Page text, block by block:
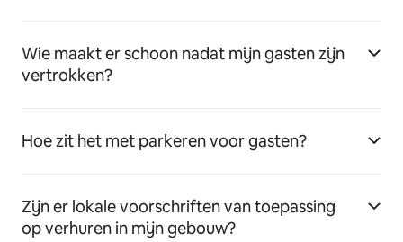
Wie maakt er schoon nadat mijn gasten zijn
vertrokken?
Hoe zit het met parkeren voor gasten?
Zijn er lokale voorschriften van toepassing
op verhuren in mijn gebouw?